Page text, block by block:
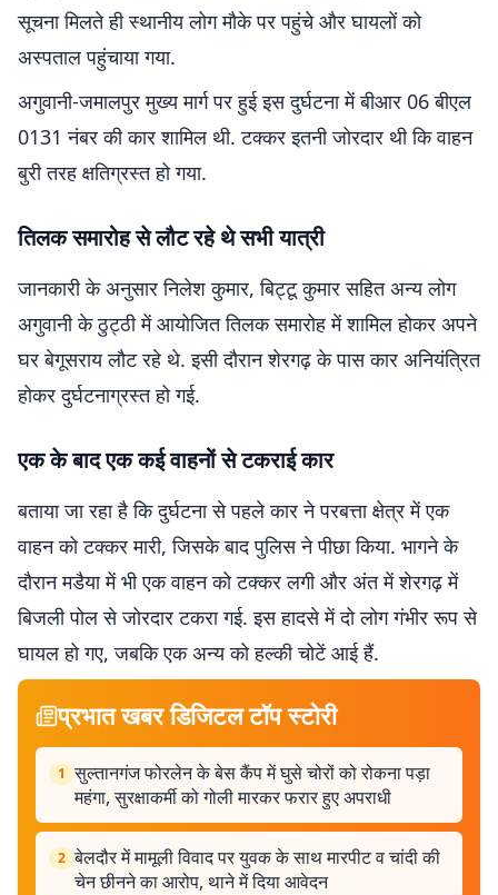
सूचना मिलते ही स्थानीय लोग मौके पर पहुंचे और घायलों को
अस्पताल पहुंचाया गया.
अगुवानी-जमालपुर मुख्य मार्ग पर हुई इस दुर्घटना में बीआर 06 बीएल
0131 नंबर की कार शामिल थी. टक्कर इतनी जोरदार थी कि वाहन
बुरी तरह क्षतिग्रस्त हो गया.
तिलक समारोह से लौट रहे थे सभी यात्री
जानकारी के अनुसार निलेश कुमार, बिट्टू कुमार सहित अन्य लोग
अगुवानी के ठुट्ठी में आयोजित तिलक समारोह में शामिल होकर अपने
घर बेगूसराय लौट रहे थे. इसी दौरान शेरगढ़ के पास कार अनियंत्रित
होकर दुर्घटनाग्रस्त हो गई.
एक के बाद एक कई वाहनों से टकराई कार
बताया जा रहा है कि दुर्घटना से पहले कार ने परबत्ता क्षेत्र में एक
वाहन को टक्कर मारी, जिसके बाद पुलिस ने पीछा किया. भागने के
दौरान मडैया में भी एक वाहन को टक्कर लगी और अंत में शेरगढ़ में
बिजली पोल से जोरदार टकरा गई. इस हादसे में दो लोग गंभीर रूप से
घायल हो गए, जबकि एक अन्य को हल्की चोटें आई हैं.
प्रभात खबर डिजिटल टॉप स्टोरी
1 सुल्तानगंज फोरलेन के बेस कैंप में घुसे चोरों को रोकना पड़ा
महंगा, सुरक्षाकर्मी को गोली मारकर फरार हुए अपराधी
2 बेलदौर में मामूली विवाद पर युवक के साथ मारपीट व चांदी की
चेन छीनने का आरोप, थाने में दिया आवेदन